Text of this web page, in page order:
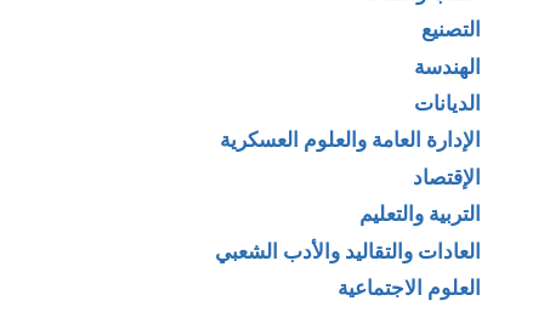
التصنيع
الهندسة
الديانات
الإدارة العامة والعلوم العسكرية
الإقتصاد
التربية والتعليم
العادات والتقاليد والأدب الشعبي
العلوم الاجتماعية